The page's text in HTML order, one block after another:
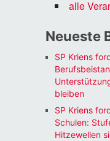
alle
Neueste
SP Kriens
bleiben
SP Kriens
Schulen:
Hitzewellen